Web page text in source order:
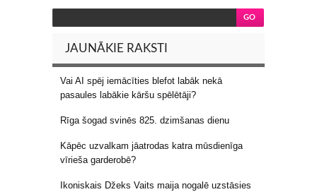
JAUNĀKIE RAKSTI
Vai AI spēj iemācīties blefot labāk nekā
pasaules labākie kāršu spēlētāji?
Rīga šogad svinēs 825. dzimšanas dienu
Kāpēc uzvalkam jāatrodas katra mūsdienīga
vīrieša garderobē?
Ikoniskais Džeks Vaits maija nogalē uzstāsies